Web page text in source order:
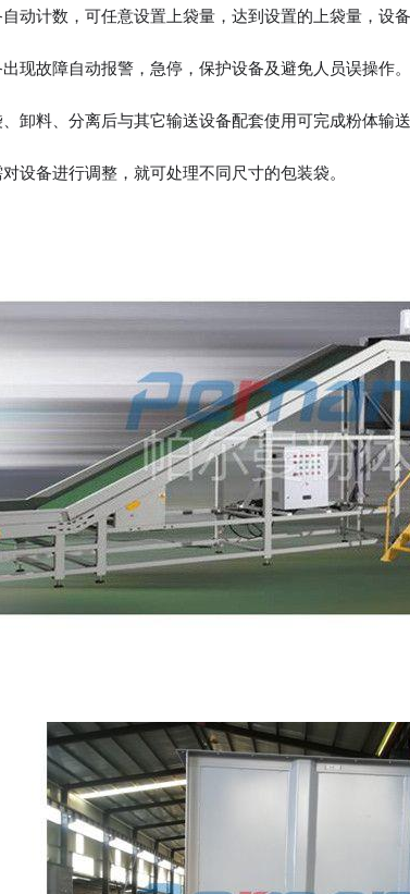
动计数，可任意设置上袋量，达到设置的上袋量，设备
现故障自动报警，急停，保护设备及避免人员误操作。
卸料、分离后与其它输送设备配套使用可完成粉体输送
设备进行调整，就可处理不同尺寸的包装袋。